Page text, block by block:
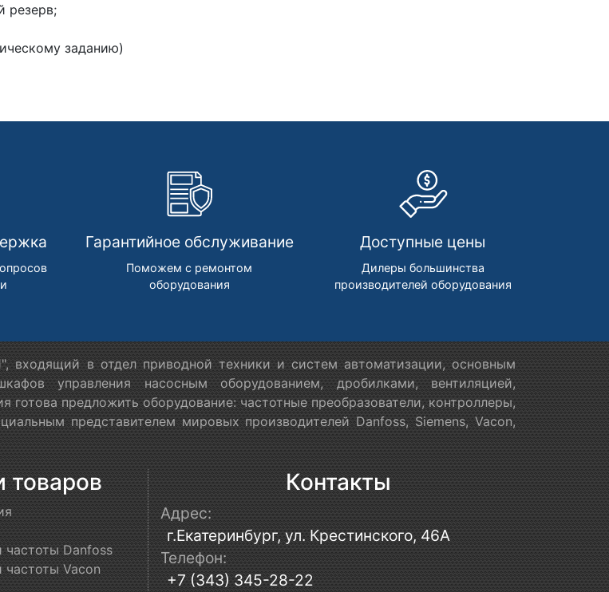
резерв;
заданию)
Гарантийное обслуживание
Поможем с ремонтом
оборудования
Доступные цены
Дилеры большинства
производителей оборудования
в отдел приводной техники и систем автоматизации, основным
управления насосным оборудованием, дробилками, вентиляцией,
предложить оборудование: частотные преобразователи, контроллеры,
представителем мировых производителей Danfoss, Siemens, Vacon,
товаров
частоты Danfoss
частоты Vacon
Контакты
Адрес:
г.Екатеринбург, ул. Крестинского, 46А
Телефон:
+7 (343) 345-28-22